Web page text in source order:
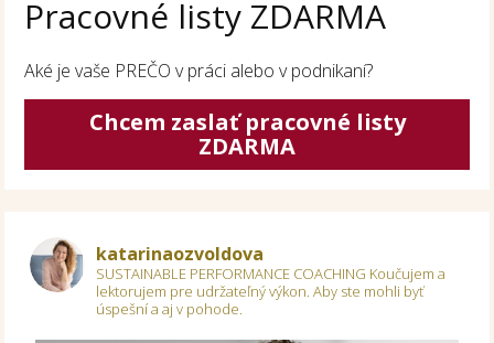
Pracovné listy ZDARMA
Aké je vaše PREČO v práci alebo v podnikaní?
Chcem zaslať pracovné listy
ZDARMA
katarinaozvoldova
SUSTAINABLE PERFORMANCE COACHING Koučujem a
lektorujem pre udržateľný výkon.Aby ste mohli byť
úspešní a aj v pohode.